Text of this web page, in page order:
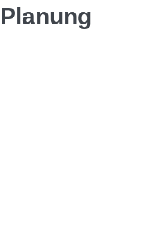
Planung